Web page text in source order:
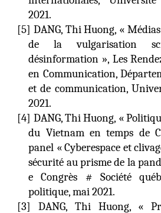
2021.
[5] DANG, Thi Huong, «
de la vulgarisation
désinformation », Les
en Communication,
et de communication,
2021.
[4] DANG, Thi Huong, «
du Vietnam en temps de
panel « Cyberespace et
sécurité au prisme de la
e Congrès # Société
politique, mai 2021.
[3] DANG, Thi Huong, «